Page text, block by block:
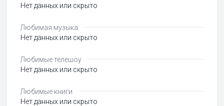
Нет данных или скрыто
Любимая музыка
Нет данных или скрыто
Любимые телешоу
Нет данных или скрыто
Любимые книги
Нет данных или скрыто